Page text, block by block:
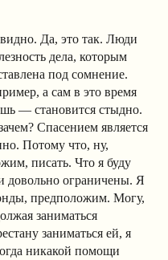
Да, это так. Люди
дела, которым
под сомнение.
а сам в это время
— становится стыдно.
Спасением является
Потому что, ну,
писать. Что я буду
довольно ограничены. Я
предположим. Могу,
заниматься
заниматься ей, я
никакой помощи